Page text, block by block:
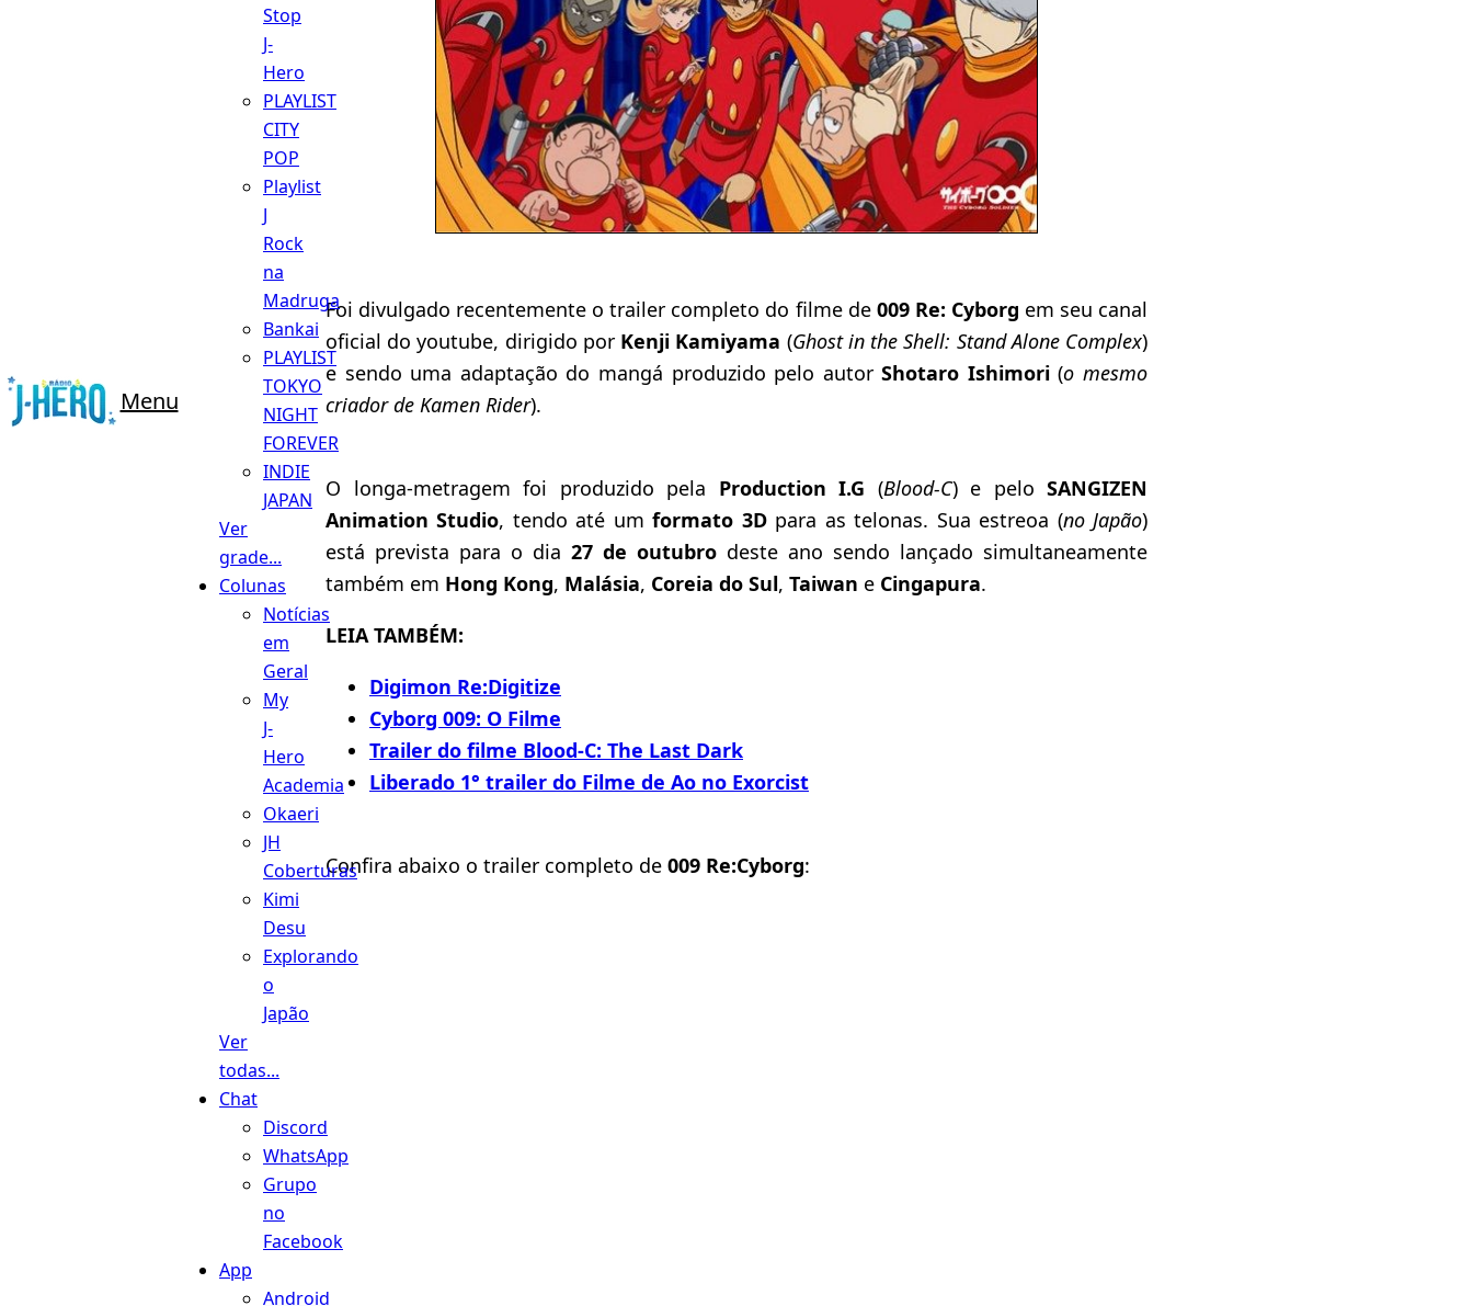
Menu
Stop
J-
Hero
PLAYLIST
CITY
POP
Playlist
J
Rock
na
Madruga
Bankai
PLAYLIST
TOKYO
NIGHT
FOREVER
INDIE
JAPAN
Ver
grade...
Colunas
Notícias
em
Geral
My
J-
Hero
Academia
Okaeri
JH
Coberturas
Kimi
Desu
Explorando
o
Japão
Ver
todas...
Chat
Discord
WhatsApp
Grupo
no
Facebook
App
Android
Foi divulgado recentemente o trailer completo do filme de 009 Re: Cyborg em seu canal
oficial do youtube, dirigido por Kenji Kamiyama (Ghost in the Shell: Stand Alone Complex)
e sendo uma adaptação do mangá produzido pelo autorShotaro Ishimori(o mesmo
criador de Kamen Rider).
O longa-metragem foi produzido pela Production I.G (Blood-C) e pelo SANGIZEN
Animation Studio, tendo até umformato 3Dpara as telonas. Sua estreoa (no Japão)
está prevista para o dia 27 de outubro deste ano sendo lançado simultaneamente
também em Hong Kong, Malásia, Coreia do Sul, Taiwan e Cingapura.
LEIA TAMBÉM:
Digimon Re:Digitize
Cyborg 009: O Filme
Trailer do filme Blood-C: The Last Dark
Liberado 1° trailer do Filme de Ao no Exorcist
Confira abaixo o trailer completo de 009 Re:Cyborg: